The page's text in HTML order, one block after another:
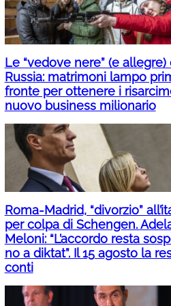
Le “vedove nere” (e allegre)
Russia: matrimoni lampo
fronte per ottenere i
nuovo business milionario
Roma-Madrid, “divorzio”
per colpa di Schengen.
Meloni: “L’accordo resta
no a diktat”. Il 15 agosto la
conti